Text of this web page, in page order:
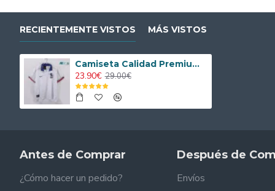
RECIENTEMENTE VISTOS MÁS VISTOS
Camiseta Calidad Premium Italia Segunda Equipación 1995 Vintage
23.90€ 29.00€
Antes de Comprar
¿Cómo hacer un pedido?
Después de
Envíos